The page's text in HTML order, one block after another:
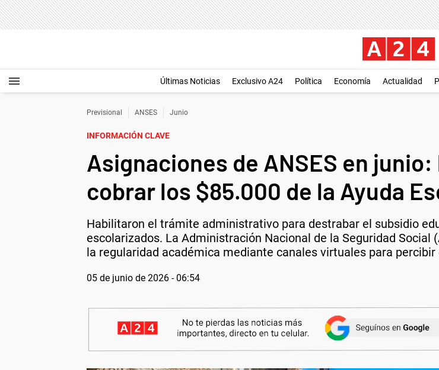
Últimas Noticias Exclusivo A24 Política Economía Actualidad
Previsional ANSES Junio
INFORMACIÓN CLAVE
Asignaciones de ANSES en
cobrar los $85.000 de la Ayuda
Habilitaron el trámite administrativo para destrabar el subsidio
escolarizados. La Administración Nacional de la Seguridad Social
la regularidad académica mediante canales virtuales para percibir
05 de junio de 2026 - 06:54